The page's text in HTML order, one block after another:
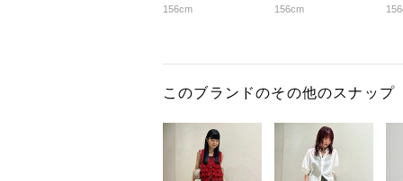
156cm
156cm
このブランドのその他のスナップ